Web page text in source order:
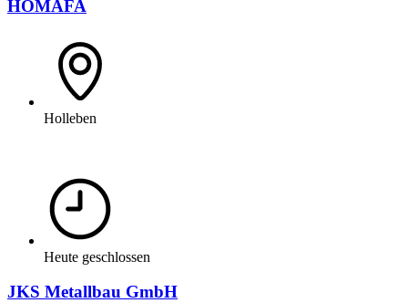
HOMAFA
Holleben
Heute geschlossen
JKS Metallbau GmbH